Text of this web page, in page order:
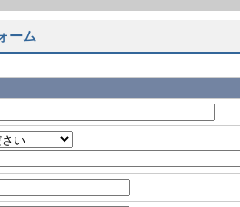
ーム